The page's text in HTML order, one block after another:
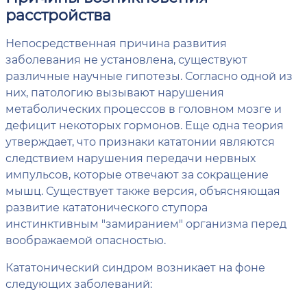
расстройства
Непосредственная причина развития
заболевания не установлена, существуют
различные научные гипотезы. Согласно одной из
них, патологию вызывают нарушения
метаболических процессов в головном мозге и
дефицит некоторых гормонов. Еще одна теория
утверждает, что признаки кататонии являются
следствием нарушения передачи нервных
импульсов, которые отвечают за сокращение
мышц. Существует также версия, объясняющая
развитие кататонического ступора
инстинктивным "замиранием" организма перед
воображаемой опасностью.
Кататонический синдром возникает на фоне
следующих заболеваний: